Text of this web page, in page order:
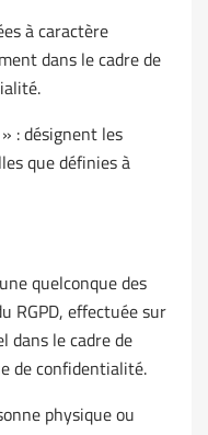
à caractère
dans le cadre de
: désignent les
que définies à
quelconque des
RGPD, effectuée sur
dans le cadre de
de confidentialité.
physique ou